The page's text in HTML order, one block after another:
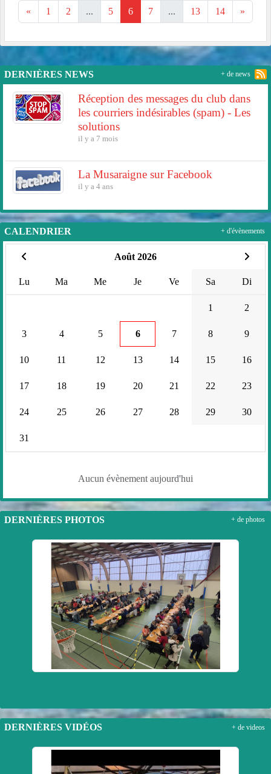
« 1 2 ... 5 6 7 ... 13 14 »
DERNIÈRES NEWS
Réception des messages du club dans
les courriers indésirables (spam) - Les
solutions
il y a 7 mois
La Musaraigne sur Facebook
il y a 4 ans
+ de news
CALENDRIER
Août 2026
Lu Ma Me Je Ve Sa Di
1 2
3 4 5 6 7 8 9
10 11 12 13 14 15 16
17 18 19 20 21 22 23
24 25 26 27 28 29 30
31
Aucun évènement aujourd'hui
+ d'évènements
DERNIÈRES PHOTOS + de photos
DERNIÈRES VIDÉOS + de videos